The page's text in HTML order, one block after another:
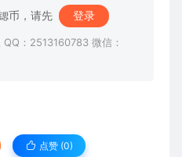
币，请先 登录
：2513160783 微信：
点赞 (0)